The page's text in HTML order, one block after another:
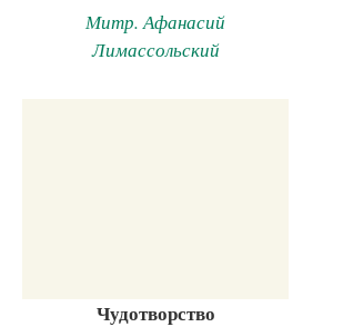
Митр. Афанасий
Лимассольский
Чудотворство